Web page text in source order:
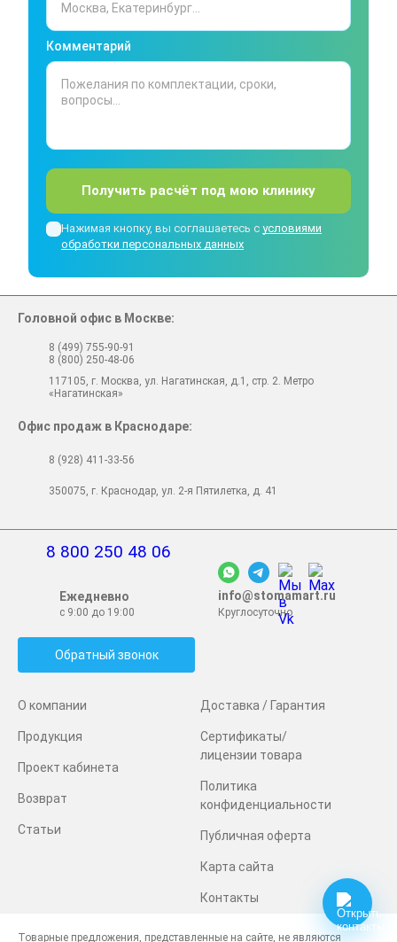
Комментарий
Получить расчёт под мою клинику
Нажимая кнопку, вы соглашаетесь с условиями
обработки персональных данных
О компании
Продукция
Проект кабинета
Возврат
Статьи
Доставка / Гарантия
Сертификаты/
лицензии товара
Политика
конфиденциальности
Публичная оферта
Карта сайта
Контакты
8 800 250 48 06
Ежедневно
с 9:00 до 19:00
info@stomamart.ru
Круглосуточно
Обратный звонок
Головной офис в Москве:
8 (499) 755-90-91
8 (800) 250-48-06
117105, г. Москва, ул. Нагатинская, д.1, стр. 2. Метро
«Нагатинская»
Офис продаж в Краснодаре:
8 (928) 411-33-56
350075, г. Краснодар, ул. 2-я Пятилетка, д. 41
Товарные предложения, представленные на сайте, не являются